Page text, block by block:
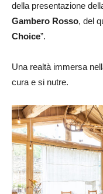
della presentazione
Gambero Rosso, del
Choice”.
Una realtà immersa
cura e si nutre.